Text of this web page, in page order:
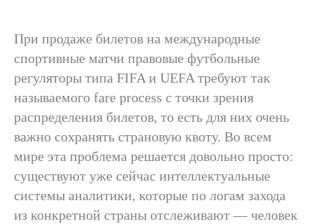
При продаже билетов на международные
спортивные матчи правовые футбольные
регуляторы типа FIFA и UEFA требуют так
называемого fare process с точки зрения
распределения билетов, то есть для них очень
важно сохранять страновую квоту. Во всем
мире эта проблема решается довольно просто:
существуют уже сейчас интеллектуальные
системы аналитики, которые по логам захода
из конкретной страны отслеживают — человек